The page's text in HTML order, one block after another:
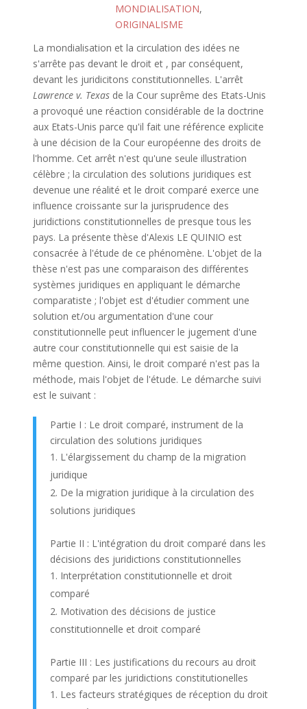
MONDIALISATION,
ORIGINALISME
La mondialisation et la circulation des idées ne
s'arrête pas devant le droit et , par conséquent,
devant les juridicitons constitutionnelles. L'arrêt
Lawrence v. Texas de la Cour suprême des Etats-Unis
a provoqué une réaction considérable de la doctrine
aux Etats-Unis parce qu'il fait une référence explicite
à une décision de la Cour européenne des droits de
l'homme. Cet arrêt n'est qu'une seule illustration
célèbre ; la circulation des solutions juridiques est
devenue une réalité et le droit comparé exerce une
influence croissante sur la jurisprudence des
juridictions constitutionnelles de presque tous les
pays. La présente thèse d'Alexis LE QUINIO est
consacrée à l'étude de ce phénomène. L'objet de la
thèse n'est pas une comparaison des différentes
systèmes juridiques en appliquant le démarche
comparatiste ; l'objet est d'étudier comment une
solution et/ou argumentation d'une cour
constitutionnelle peut influencer le jugement d'une
autre cour constitutionnelle qui est saisie de la
même question. Ainsi, le droit comparé n'est pas la
méthode, mais l'objet de l'étude. Le démarche suivi
est le suivant :
Partie I : Le droit comparé, instrument de la
circulation des solutions juridiques
L'élargissement du champ de la migration
juridique
De la migration juridique à la circulation des
solutions juridiques
Partie II : L'intégration du droit comparé dans les
décisions des juridictions constitutionnelles
Interprétation constitutionnelle et droit
comparé
Motivation des décisions de justice
constitutionnelle et droit comparé
Partie III : Les justifications du recours au droit
comparé par les juridictions constitutionelles
Les facteurs stratégiques de réception du droit